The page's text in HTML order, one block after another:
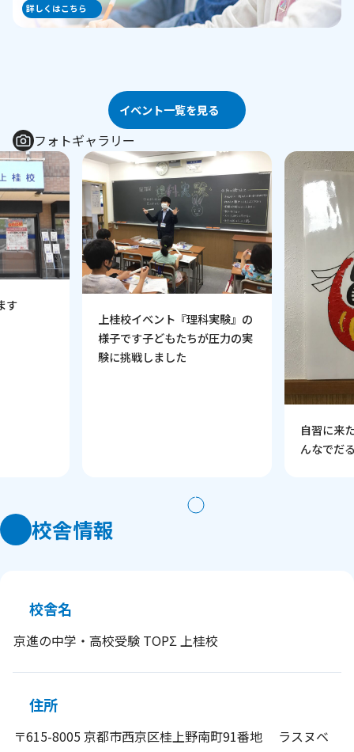
詳しくはこちら
イベント一覧を見る
フォトギャラリー
小テスト
管理をし
校舎情報
校舎名
京進の中学・高校受験 TOPΣ 上桂校
住所
〒615-8005 京都市西京区桂上野南町91番地 ラスヌベ